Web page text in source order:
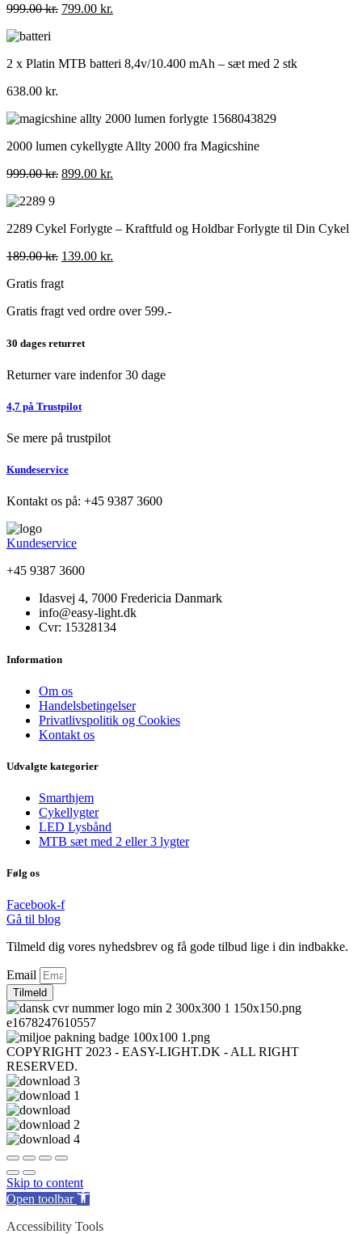
999.00kr. Den
999.00 kr..
799.00 kr.
799.00 kr..
2 x Platin MTB batteri 8,4v/10.400 mAh – sæt med 2 stk
638.00 kr.
2000 lumen cykellygte Allty 2000 fra Magicshine
999.00kr. Den
999.00 kr..
899.00 kr.
899.00 kr..
2289 Cykel Forlygte – Kraftfuld og Holdbar Forlygte til Din Cykel
189.00kr. Den
pris
189.00 kr..
139.00 kr.
139.00 kr..
Gratis fragt
Gratis fragt ved ordre over 599.-
30 dages returret
Returner vare indenfor 30 dage
4,7 på Trustpilot
Se mere på trustpilot
Kundeservice
Kontakt os på: +45 9387 3600
Kundeservice
+45 9387 3600
Idasvej 4, 7000 Fredericia Danmark
info@easy-light.dk
Cvr: 15328134
Information
Om os
Handelsbetingelser
Privatlivspolitik og Cookies
Kontakt os
Udvalgte kategorier
Smarthjem
Cykellygter
LED Lysbånd
MTB sæt med 2 eller 3 lygter
Følg os
Facebook-f
Gå til blog
Tilmeld dig vores nyhedsbrev og få gode tilbud lige i din indbakke.
Email
Tilmeld
COPYRIGHT 2023 - EASY-LIGHT.DK - ALL RIGHT
RESERVED.
Skip to content
Open toolbar
Accessibility Tools